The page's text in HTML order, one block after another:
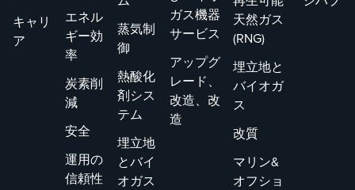
キャリ
ア
エネル
ギー効
率
炭素削
減
安全
運用の
信頼性
蒸気制
御
熱酸化
剤シス
テム
埋立地
とバイ
オガス
ガス機器
サービス
アップグ
レード、
改造、改
造
天然ガス
(RNG)
埋立地と
バイオガ
ス
改質
マリン&
オフショ